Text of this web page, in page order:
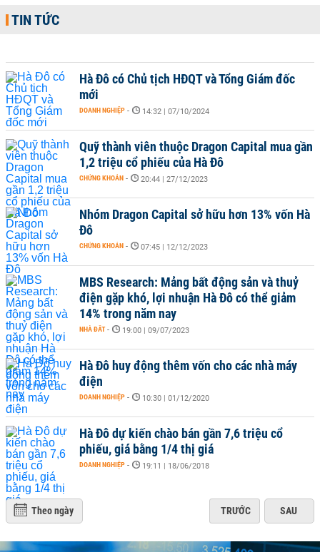
TIN TỨC
Hà Đô có Chủ tịch HĐQT và Tổng Giám đốc
mới
DOANH NGHIỆP - 14:32 | 07/10/2024
Quỹ thành viên thuộc Dragon Capital mua gần
1,2 triệu cổ phiếu của Hà Đô
CHỨNG KHOÁN - 20:44 | 27/12/2023
Nhóm Dragon Capital sở hữu hơn 13% vốn Hà
Đô
CHỨNG KHOÁN - 07:45 | 12/12/2023
MBS Research: Mảng bất động sản và thuỷ
điện gặp khó, lợi nhuận Hà Đô có thể giảm
14% trong năm nay
NHÀ ĐẤT - 19:00 | 09/07/2023
Hà Đô huy động thêm vốn cho các nhà máy
điện
DOANH NGHIỆP - 10:30 | 01/12/2020
Hà Đô dự kiến chào bán gần 7,6 triệu cổ
phiếu, giá bằng 1/4 thị giá
DOANH NGHIỆP - 19:11 | 18/06/2018
Theo ngày TRƯỚC SAU